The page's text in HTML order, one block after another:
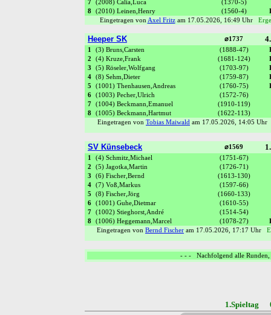
7
(2008) Calia,Luca
(1370-5)
8
(2010) Leinen,Henry (1560-4)
Eingetragen vonAxel Fritzam 17.05.2026, 16:49 Uhr
Heeper SK ⌀1737
1 (3) Bruns,Carsten (1888-47)
2
(4) Kruze,Frank (1681-124)
3
(5) Röseler,Wolfgang (1703-97)
4
(8) Sehm,Dieter (1759-87)
5
(1001) Thenhausen,Andreas (1760-75)
6
(1003) Pecher,Ulrich
(1572-76)
7
(1004) Beckmann,Emanuel
(1910-119)
8
(1005) Beckmann,Hartmut
(1622-113)
Eingetragen von Tobias Maiwald am 17.05.2026, 14:05
SV Künsebeck ⌀1569
1 (4) Schmitz,Michael
(1751-67)
2
(5) Jagotka,Martin
(1726-71)
3
(6) Fischer,Bernd
(1613-130)
4
(7) Voß,Markus
(1597-66)
5
(8) Fischer,Jörg
(1660-133)
6
(1001) Guhe,Dietmar
(1610-55)
7
(1002) Stieghorst,André
(1514-54)
8
(1006) Heggemann,Marcel (1078-27)
Eingetragen von Bernd Fischer am 17.05.2026, 17:17 Uhr
- - - Nachfolgend alle
1.Spieltag